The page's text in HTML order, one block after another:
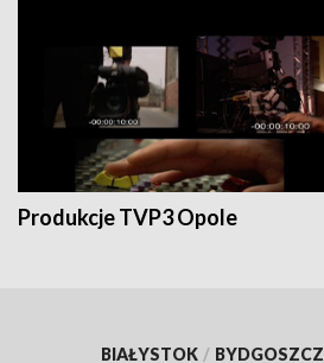
Produkcje TVP3 Opole
BIAŁYSTOK / BYDGOSZCZ